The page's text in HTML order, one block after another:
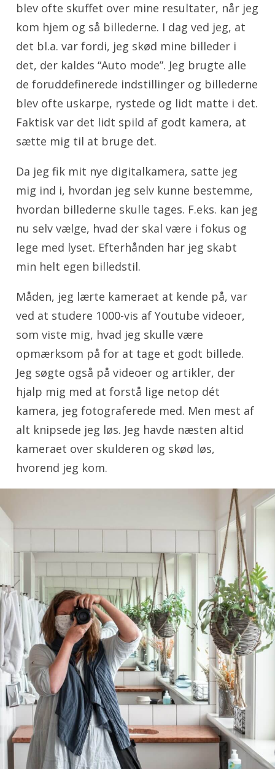
blev ofte skuffet over mine resultater, når jeg
kom hjem og så billederne. I dag ved jeg, at
det bl.a. var fordi, jeg skød mine billeder i
det, der kaldes “Auto mode”. Jeg brugte alle
de foruddefinerede indstillinger og billederne
blev ofte uskarpe, rystede og lidt matte i det.
Faktisk var det lidt spild af godt kamera, at
sætte mig til at bruge det.
Da jeg fik mit nye digitalkamera, satte jeg
mig ind i, hvordan jeg selv kunne bestemme,
hvordan billederne skulle tages. F.eks. kan jeg
nu selv vælge, hvad der skal være i fokus og
lege med lyset. Efterhånden har jeg skabt
min helt egen billedstil.
Måden, jeg lærte kameraet at kende på, var
ved at studere 1000-vis af Youtube videoer,
som viste mig, hvad jeg skulle være
opmærksom på for at tage et godt billede.
Jeg søgte også på videoer og artikler, der
hjalp mig med at forstå lige netop dét
kamera, jeg fotograferede med. Men mest af
alt knipsede jeg løs. Jeg havde næsten altid
kameraet over skulderen og skød løs,
hvorend jeg kom.